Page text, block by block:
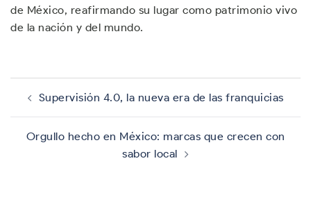
de México, reafirmando su lugar como patrimonio vivo
de la nación y del mundo.
Navegación
de
entradas
Supervisión 4.0, la nueva era de las franquicias
Orgullo hecho en México: marcas que crecen con
sabor local